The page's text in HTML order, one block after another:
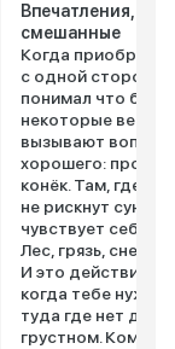
Впечатления,
смешанные
Когда
с одной стороны,
понимал что
некоторые вещи
вызывают
хорошего:
конёк. Там, где
не рискнут
чувствует себя
Лес, грязь, снег
И это
когда тебе нужно
туда где нет
грустном.